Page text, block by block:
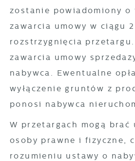
zostanie powiadomiony o
zawarcia umowy w ciągu
rozstrzygnięcia
zawarcia umowy
nabywca. Ewentualne
wyłączenie gruntów z
ponosi nabywca
W przetargach mogą brać
osoby prawne i fizyczne,
rozumieniu ustawy o